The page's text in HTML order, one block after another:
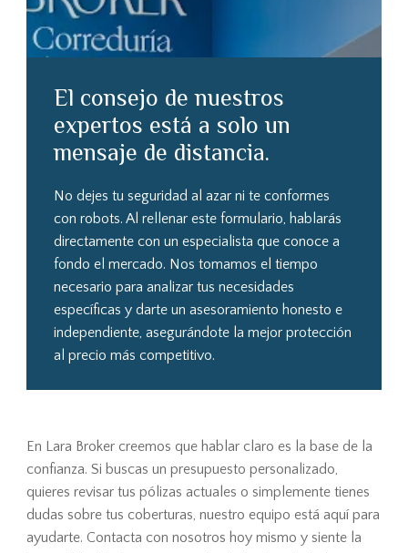
El consejo de nuestros
expertos está a solo un
mensaje de distancia.
No dejes tu seguridad al azar ni te conformes
con robots. Al rellenar este formulario, hablarás
directamente con un especialista que conoce a
fondo el mercado. Nos tomamos el tiempo
necesario para analizar tus necesidades
específicas y darte un asesoramiento honesto e
independiente, asegurándote la mejor protección
al precio más competitivo.
En Lara Broker creemos que hablar claro es la base de la
confianza. Si buscas un presupuesto personalizado,
quieres revisar tus pólizas actuales o simplemente tienes
dudas sobre tus coberturas, nuestro equipo está aquí para
ayudarte. Contacta con nosotros hoy mismo y siente la